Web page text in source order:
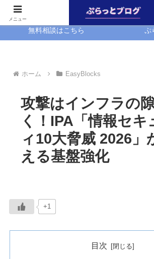
無料相談はこちら ぷ
ホーム EasyBlocks
攻撃はインフラの
く！IPA「情報セキ
ィ10大脅威 2026」
える基盤強化
+1
目次
メニュー